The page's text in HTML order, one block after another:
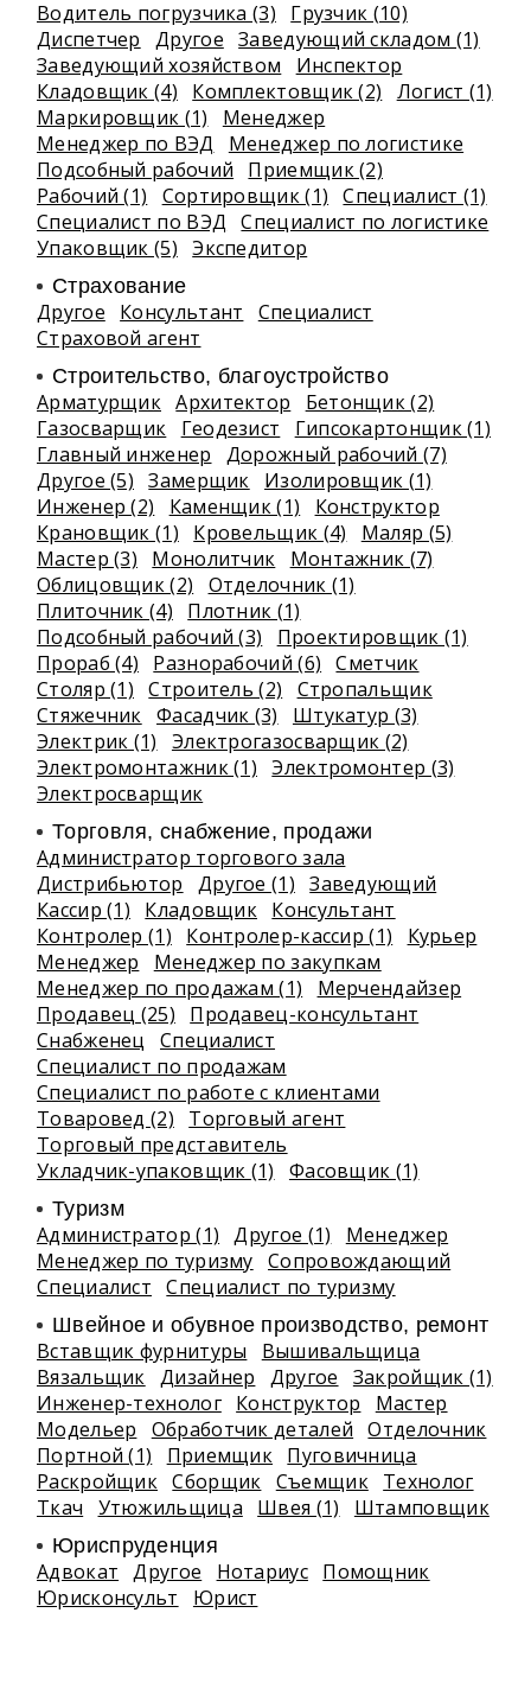
Водитель погрузчика (3)
Грузчик (10)
Диспетчер
Другое Заведующий складом (1)
Заведующий хозяйством
Инспектор
Кладовщик (4)
Комплектовщик (2)
Логист (1)
Маркировщик (1)
Менеджер
Менеджер по ВЭД
Менеджер по логистике
Подсобный рабочий
Приемщик (2)
Рабочий (1)
Сортировщик (1)
Специалист (1)
Специалист по ВЭД
Специалист по логистике
Упаковщик (5)
Экспедитор
Страхование
Другое Консультант
Специалист
Страховой агент
Строительство, благоустройство
Арматурщик Архитектор
Бетонщик (2)
Газосварщик
Геодезист
Гипсокартонщик (1)
Главный инженер
Дорожный рабочий (7)
Другое (5)
Замерщик
Изолировщик (1)
Инженер (2)
Каменщик (1)
Конструктор
Крановщик (1)
Кровельщик (4)
Маляр (5)
Мастер (3)
Монолитчик
Монтажник (7)
Облицовщик (2)
Отделочник (1)
Плиточник (4)
Плотник (1)
Подсобный рабочий (3)
Проектировщик (1)
Прораб (4)
Разнорабочий (6)
Сметчик
Столяр (1)
Строитель (2)
Стропальщик
Стяжечник Фасадчик (3)
Штукатур (3)
Электрик (1)
Электрогазосварщик (2)
Электромонтажник (1)
Электромонтер (3)
Электросварщик
Торговля, снабжение, продажи
Администратор торгового зала
Дистрибьютор
Другое (1)
Заведующий
Кассир (1)
Кладовщик Консультант
Контролер (1)
Контролер-кассир (1)
Курьер
Менеджер
Менеджер по закупкам
Менеджер по продажам (1)
Мерчендайзер
Продавец (25)
Продавец-консультант
Снабженец
Специалист
Специалист по продажам
Специалист по работе с клиентами
Товаровед (2)
Торговый агент
Торговый представитель
Укладчик-упаковщик (1)
Фасовщик (1)
Туризм
Администратор (1) Другое (1)
Менеджер
Менеджер по туризму Сопровождающий
Специалист
Специалист по туризму
Швейное и обувное производство, ремонт
Вставщик фурнитуры
Вышивальщица
Вязальщик Дизайнер Другое
Закройщик (1)
Инженер-технолог Конструктор
Мастер
Модельер
Обработчик деталей
Отделочник
Портной (1)
Приемщик Пуговичница
Раскройщик Сборщик Съемщик Технолог
Ткач
Утюжильщица Швея (1) Штамповщик
Юриспруденция
Адвокат Другое Нотариус Помощник
Юрисконсульт
Юрист